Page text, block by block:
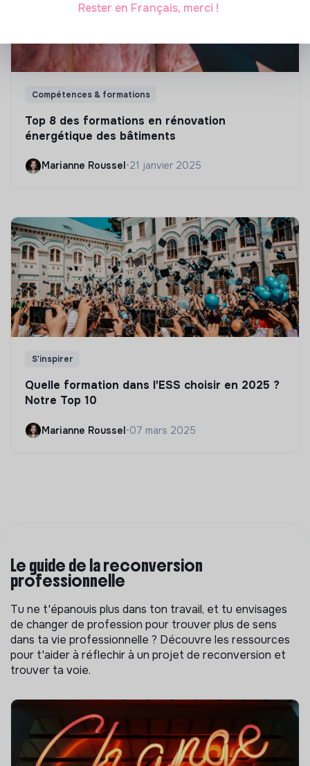
Compétences & formations
Top 8 des formations en rénovation
énergétique des bâtiments
Marianne Roussel•21 janvier 2025
S'inspirer
Quelle formation dans l'ESS choisir en 2025 ?
Notre Top 10
Marianne Roussel•07 mars 2025
Le guide de la reconversion
professionnelle
Tu ne t'épanouis plus dans ton travail, et tu envisages
de changer de profession pour trouver plus de sens
dans ta vie professionnelle ? Découvre les ressources
pour t'aider à réflechir à un projet de reconversion et
trouver ta voie.
Rester en Français, merci !